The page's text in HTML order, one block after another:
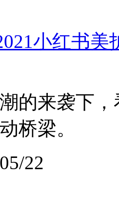
小红书
的来袭下
桥梁。
22